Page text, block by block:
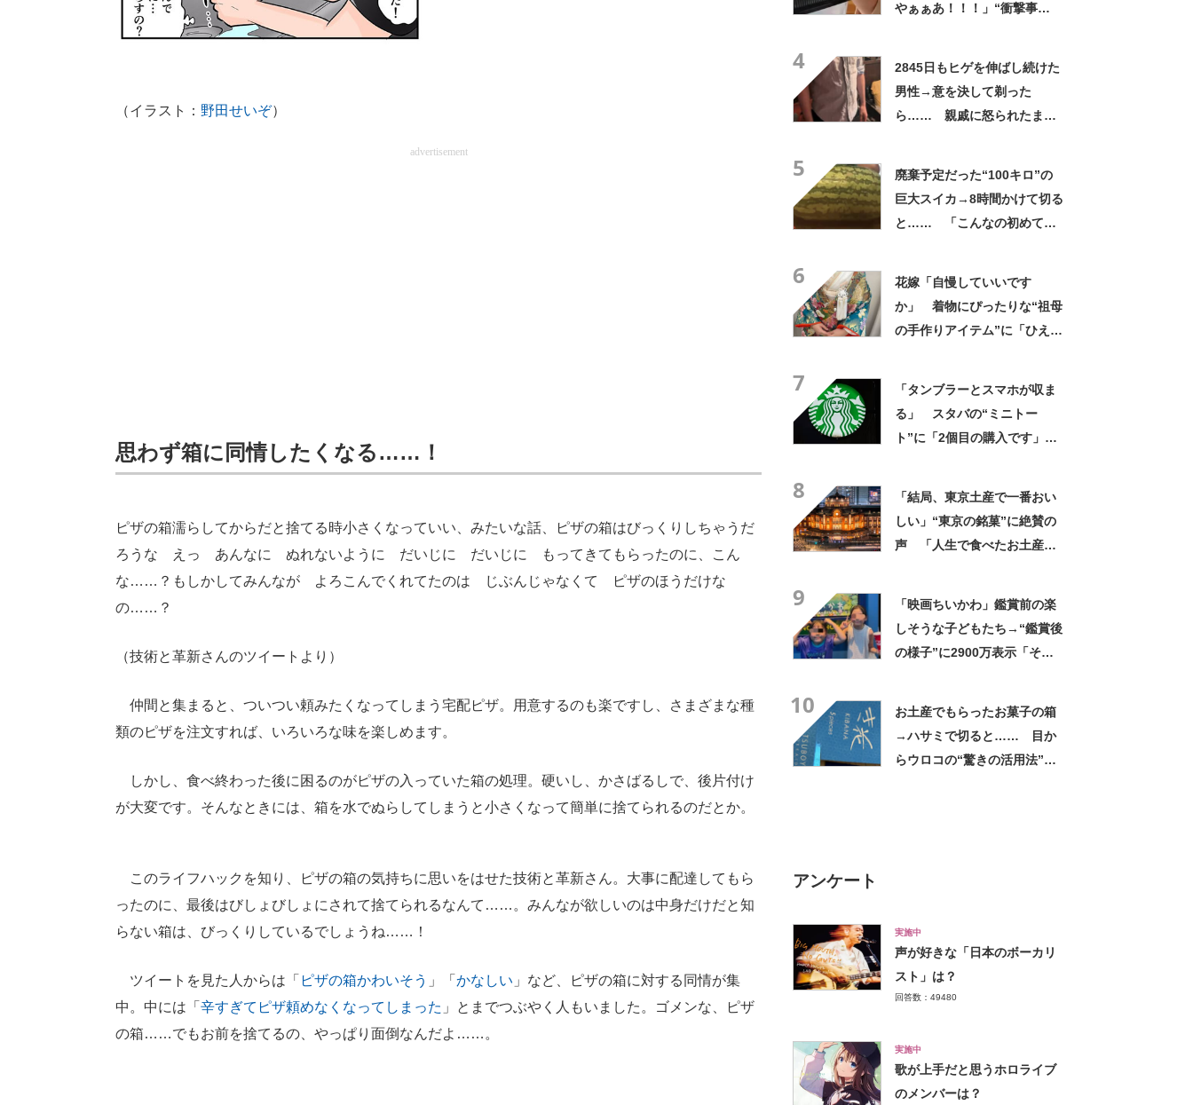
（イラスト： 野田せいぞ）
advertisement
思わず箱に同情したくなる……！
ピザの箱濡らしてからだと捨てる時小さくなっていい、みたいな話、ピザの箱はびっくりしちゃうだ
ろうな えっ あんなに ぬれないように だいじに だいじに もってきてもらったのに、こん
な……？もしかしてみんなが よろこんでくれてたのは じぶんじゃなくて ピザのほうだけな
の……？
（技術と革新さんのツイートより）
仲間と集まると、ついつい頼みたくなってしまう宅配ピザ。用意するのも楽ですし、さまざまな種
類のピザを注文すれば、いろいろな味を楽しめます。
しかし、食べ終わった後に困るのがピザの入っていた箱の処理。硬いし、かさばるしで、後片付け
が大変です。そんなときには、箱を水でぬらしてしまうと小さくなって簡単に捨てられるのだとか。
このライフハックを知り、ピザの箱の気持ちに思いをはせた技術と革新さん。大事に配達してもら
ったのに、最後はびしょびしょにされて捨てられるなんて……。みんなが欲しいのは中身だけだと知
らない箱は、びっくりしているでしょうね……！
ツイートを見た人からは「 ピザの箱かわいそう 」「 かなしい 」など、ピザの箱に対する同情が集
中。中には「 辛すぎてピザ頼めなくなってしまった 」とまでつぶやく人もいました。ゴメンな、ピザ
の箱……でもお前を捨てるの、やっぱり面倒なんだよ……。
やぁぁあ！！！」“衝撃事
4
2845日もヒゲを伸ばし続けた
男性→意を決して剃った
ら…… 親戚に怒られたまさ
5
廃棄予定だった“100キロ”の
巨大スイカ→8時間かけて切る
と…… 「こんなの初めて見
6
花嫁「自慢していいです
か」 着物にぴったりな“祖母
の手作りアイテム”に「ひえ
7
「タンブラーとスマホが収ま
る」 スタバの“ミニトー
ト”に「2個目の購入です」
8
「結局、東京土産で一番おい
しい」“東京の銘菓”に絶賛の
声 「人生で食べたお土産の
9
「映画ちいかわ」鑑賞前の楽
しそうな子どもたち→“鑑賞後
の様子”に2900万表示「そう
10
お土産でもらったお菓子の箱
→ハサミで切ると…… 目か
らウロコの“驚きの活用法”に
アンケート
実施中
声が好きな「日本のボーカリ
スト」は？
回答数：49480
実施中
歌が上手だと思うホロライブ
のメンバーは？